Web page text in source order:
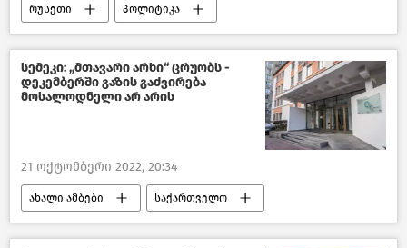
რუსეთი პოლიტიკა
მსოფლიოს ახალი ამბები
გაზსადენი „ჩრდილოეთის ნაკადი“
სემეკი: „მთავარი არხი“ ცრუობს -
დეკემბერში გაზის გაძვირება
მოსალოდნელი არ არის
21 ოქტომბერი 2022, 20:34
ახალი ამბები საქართველო
სემეკი